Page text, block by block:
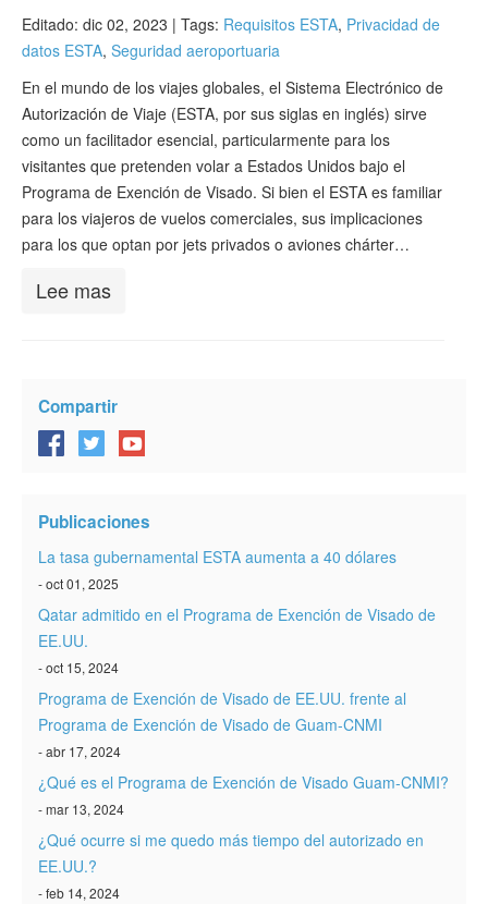
Editado: dic 02, 2023 | Tags: Requisitos ESTA, Privacidad de
datos ESTA, Seguridad aeroportuaria
En el mundo de los viajes globales, el Sistema Electrónico de
Autorización de Viaje (ESTA, por sus siglas en inglés) sirve
como un facilitador esencial, particularmente para los
visitantes que pretenden volar a Estados Unidos bajo el
Programa de Exención de Visado. Si bien el ESTA es familiar
para los viajeros de vuelos comerciales, sus implicaciones
para los que optan por jets privados o aviones chárter…
Lee mas
Compartir
Publicaciones
La tasa gubernamental ESTA aumenta a 40 dólares
- oct 01, 2025
Qatar admitido en el Programa de Exención de Visado de
EE.UU.
- oct 15, 2024
Programa de Exención de Visado de EE.UU. frente al
Programa de Exención de Visado de Guam-CNMI
- abr 17, 2024
¿Qué es el Programa de Exención de Visado Guam-CNMI?
- mar 13, 2024
¿Qué ocurre si me quedo más tiempo del autorizado en
EE.UU.?
- feb 14, 2024